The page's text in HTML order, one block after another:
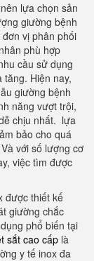
lựa chọn sản
giường bệnh
vị phân phối
phù hợp
cầu sử dụng
Hiện nay,
giường bệnh
năng vượt trội,
chịu nhất. lựa
bảo cho quá
với số lượng cơ
việc tìm được
được thiết kế
giường chắc
phổ biến tại
sắt cao cấp là
y tế inox đa